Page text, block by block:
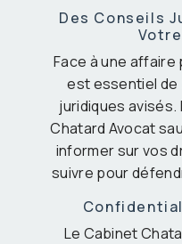
Des Conseils
Face à une affaire
est essentiel de
juridiques
Chatard Avocat
informer sur vos
suivre pour
Le Cabinet